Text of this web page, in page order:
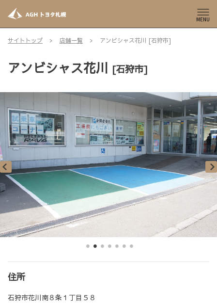
MENU
サイトトップ 店舗一覧 アンビシャス花川 [石狩市]
アンビシャス花川 [石狩市]
住所
石狩市花川南８条１丁目５８